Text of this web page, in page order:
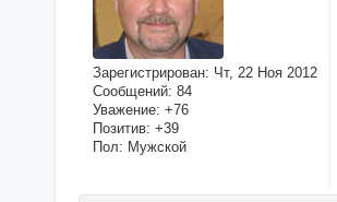
Зарегистрирован: Чт, 22 Ноя 2012
Сообщений: 84
Уважение: +76
Позитив: +39
Пол: Мужской